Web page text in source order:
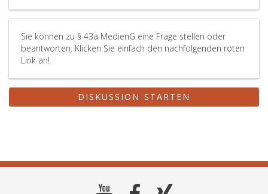
Sie können zu § 43a MedienG eine Frage stellen oder
beantworten. Klicken Sie einfach den nachfolgenden roten
Link an!
DISKUSSION STARTEN